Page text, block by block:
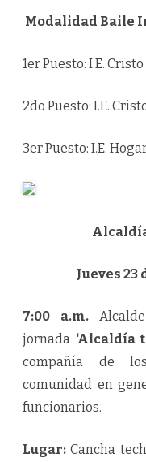
Modalidad Baile
1er Puesto: I.E.
2do Puesto: I.E.
3er Puesto: I.E.
Jueves 23
7:00 a.m.
jornada ‘Alcaldía
compañía de
comunidad en
funcionarios.
Lugar:Cancha